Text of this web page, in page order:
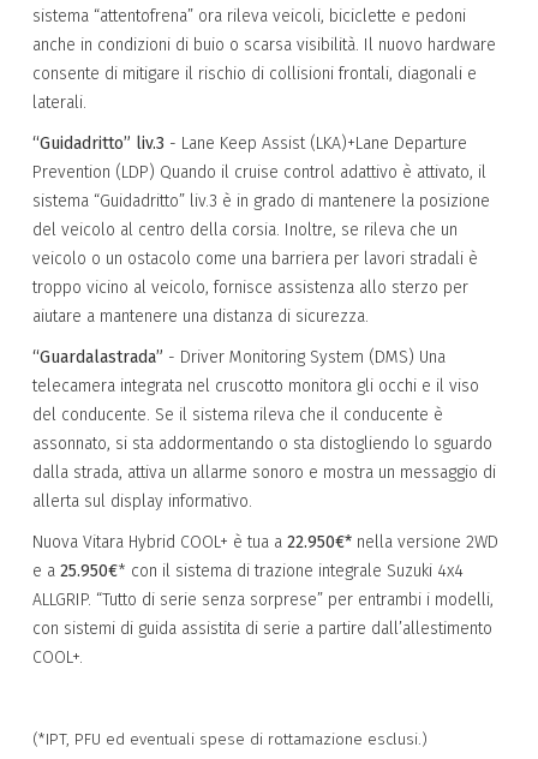
sistema “attentofrena” ora rileva veicoli, biciclette e pedoni
anche in condizioni di buio o scarsa visibilità. Il nuovo hardware
consente di mitigare il rischio di collisioni frontali, diagonali e
laterali.
“Guidadritto” liv.3 - Lane Keep Assist (LKA)+Lane Departure
Prevention (LDP) Quando il cruise control adattivo è attivato, il
sistema “Guidadritto” liv.3 è in grado di mantenere la posizione
del veicolo al centro della corsia. Inoltre, se rileva che un
veicolo o un ostacolo come una barriera per lavori stradali è
troppo vicino al veicolo, fornisce assistenza allo sterzo per
aiutare a mantenere una distanza di sicurezza.
“Guardalastrada” - Driver Monitoring System (DMS) Una
telecamera integrata nel cruscotto monitora gli occhi e il viso
del conducente. Se il sistema rileva che il conducente è
assonnato, si sta addormentando o sta distogliendo lo sguardo
dalla strada, attiva un allarme sonoro e mostra un messaggio di
allerta sul display informativo.
Nuova Vitara Hybrid COOL+ è tua a 22.950€* nella versione 2WD
e a 25.950€* con il sistema di trazione integrale Suzuki 4x4
ALLGRIP. “Tutto di serie senza sorprese” per entrambi i modelli,
con sistemi di guida assistita di serie a partire dall’allestimento
COOL+.
(*IPT, PFU ed eventuali spese di rottamazione esclusi.)